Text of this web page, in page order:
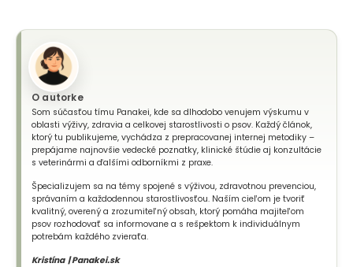
O autorke
Som súčasťou tímu Panakei, kde sa dlhodobo venujem výskumu v
oblasti výživy, zdravia a celkovej starostlivosti o psov. Každý článok,
ktorý tu publikujeme, vychádza z prepracovanej internej metodiky –
prepájame najnovšie vedecké poznatky, klinické štúdie aj konzultácie
s veterinármi a ďalšími odborníkmi z praxe.
Špecializujem sa na témy spojené s výživou, zdravotnou prevenciou,
správaním a každodennou starostlivosťou. Naším cieľom je tvoriť
kvalitný, overený a zrozumiteľný obsah, ktorý pomáha majiteľom
psov rozhodovať sa informovane a s rešpektom k individuálnym
potrebám každého zvieraťa.
Kristína | Panakei.sk